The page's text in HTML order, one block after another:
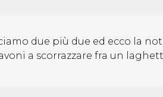
due più due ed ecco la
a scorrazzare fra un